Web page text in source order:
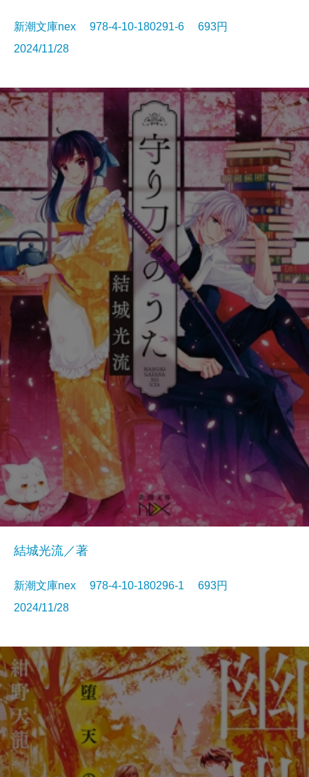
新潮文庫nex 978-4-10-180291-6 693円
2024/11/28
結城光流／著
新潮文庫nex 978-4-10-180296-1 693円
2024/11/28